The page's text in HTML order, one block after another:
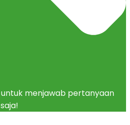
untuk menjawab pertanyaan